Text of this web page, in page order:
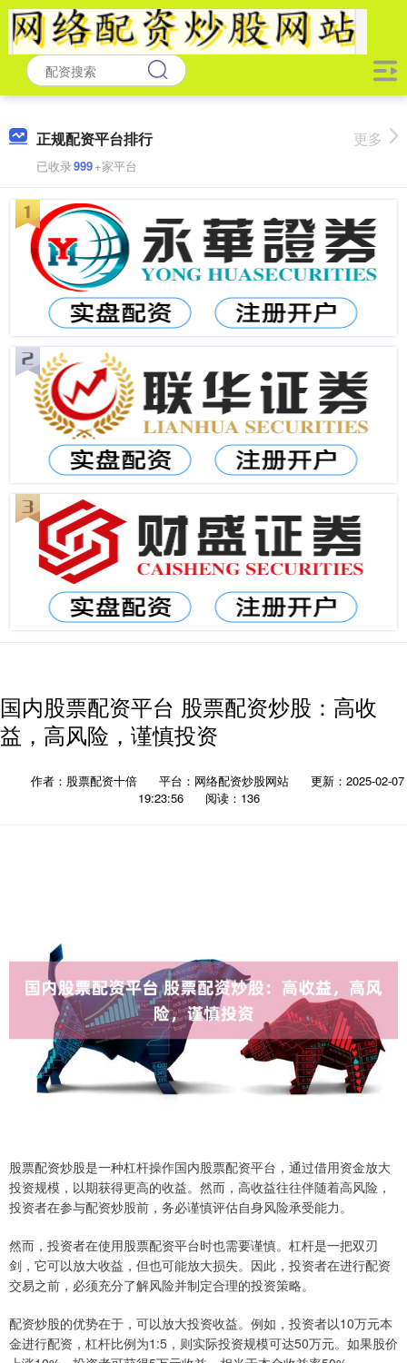
正规配资平台排行
已收录999+家平台
更多
国内股票配资平台 股票配资炒股：高收
益，高风险，谨慎投资
作者：股票配资十倍 平台：网络配资炒股网站
更新：2025-02-07
19:23:56
阅读：136
股票配资炒股是一种杠杆操作国内股票配资平台，通过借用资金放大
投资规模，以期获得更高的收益。然而，高收益往往伴随着高风险，
投资者在参与配资炒股前，务必谨慎评估自身风险承受能力。
然而，投资者在使用股票配资平台时也需要谨慎。杠杆是一把双刃
剑，它可以放大收益，但也可能放大损失。因此，投资者在进行配资
交易之前，必须充分了解风险并制定合理的投资策略。
配资炒股的优势在于，可以放大投资收益。例如，投资者以10万元本
金进行配资，杠杆比例为1:5，则实际投资规模可达50万元。如果股价